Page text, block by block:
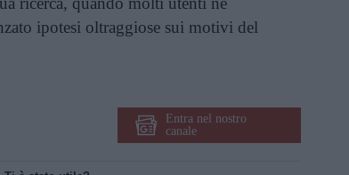
ipotesi oltraggiose sui motivi del
Entra nel nostro
canale